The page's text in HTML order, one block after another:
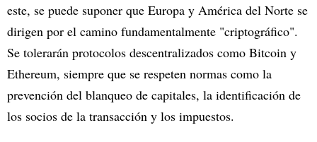
este, se puede suponer que Europa y América del Norte se
dirigen por el camino fundamentalmente "criptográfico".
Se tolerarán protocolos descentralizados como Bitcoin y
Ethereum, siempre que se respeten normas como la
prevención del blanqueo de capitales, la identificación de
los socios de la transacción y los impuestos.